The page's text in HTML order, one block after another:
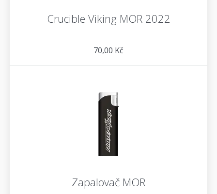
Crucible Viking MOR 2022
70,00 Kč
Zapalovač MOR